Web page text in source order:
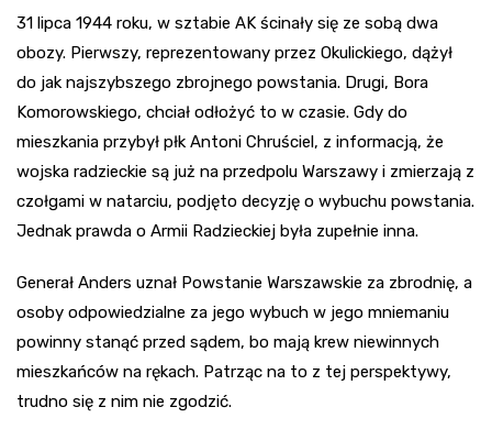
31 lipca 1944 roku, w sztabie AK ścinały się ze sobą dwa
obozy. Pierwszy, reprezentowany przez Okulickiego, dążył
do jak najszybszego zbrojnego powstania. Drugi, Bora
Komorowskiego, chciał odłożyć to w czasie. Gdy do
mieszkania przybył płk Antoni Chruściel, z informacją, że
wojska radzieckie są już na przedpolu Warszawy i zmierzają z
czołgami w natarciu, podjęto decyzję o wybuchu powstania.
Jednak prawda o Armii Radzieckiej była zupełnie inna.
Generał Anders uznał Powstanie Warszawskie za zbrodnię, a
osoby odpowiedzialne za jego wybuch w jego mniemaniu
powinny stanąć przed sądem, bo mają krew niewinnych
mieszkańców na rękach. Patrząc na to z tej perspektywy,
trudno się z nim nie zgodzić.